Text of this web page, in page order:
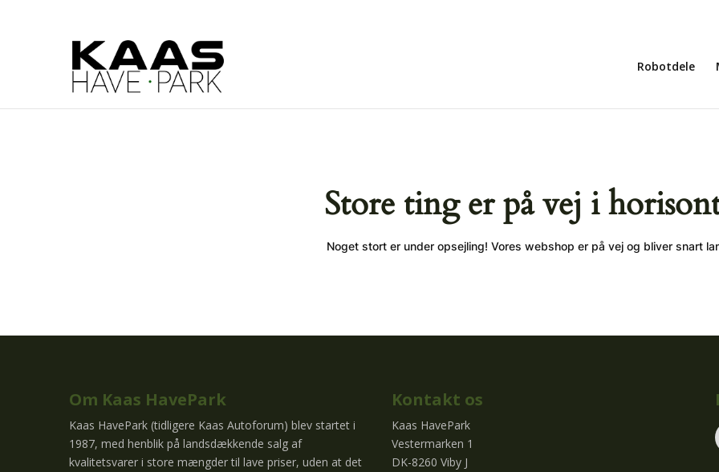
Robotdele
Store ting er på vej i
Noget stort er under opsejling! Vores webshop er på vej og bliver snart
Om Kaas HavePark
Kaas HavePark (tidligere Kaas Autoforum) blev startet i
1987, med henblik på landsdækkende salg af
kvalitetsvarer i store mængder til lave priser, uden at det
Kontakt os
Kaas HavePark
Vestermarken 1
DK-8260 Viby J